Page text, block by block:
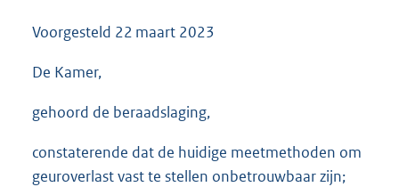
Voorgesteld 22 maart 2023
De Kamer,
gehoord de beraadslaging,
constaterende dat de huidige meetmethoden om
geuroverlast vast te stellen onbetrouwbaar zijn;